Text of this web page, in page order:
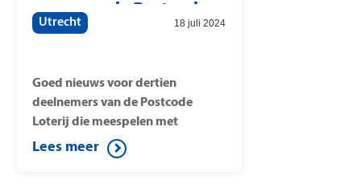
euro van de Postcode
Loterij
Utrecht 18 juli 2024
Goed nieuws voor dertien
deelnemers van de Postcode
Loterij die meespelen met
postcode 3981ET (Langstraat). Op
deze postcode is een mooie prijs
Lees meer